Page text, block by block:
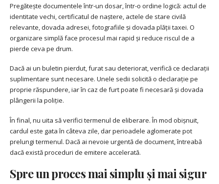
Pregătește documentele într-un dosar, într-o ordine logică: actul de
identitate vechi, certificatul de naștere, actele de stare civilă
relevante, dovada adresei, fotografiile și dovada plății taxei. O
organizare simplă face procesul mai rapid și reduce riscul de a
pierde ceva pe drum.
Dacă ai un buletin pierdut, furat sau deteriorat, verifică ce declarații
suplimentare sunt necesare. Unele sedii solicită o declarație pe
proprie răspundere, iar în caz de furt poate fi necesară și dovada
plângerii la poliție.
În final, nu uita să verifici termenul de eliberare. În mod obișnuit,
cardul este gata în câteva zile, dar perioadele aglomerate pot
prelungi termenul. Dacă ai nevoie urgentă de document, întreabă
dacă există proceduri de emitere accelerată.
Spre un proces mai simplu și mai sigur